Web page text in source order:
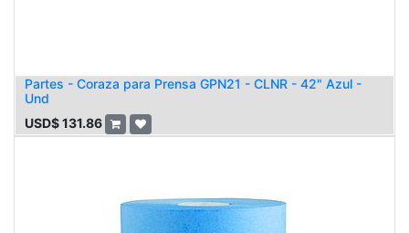
Partes - Coraza para Prensa GPN21 - CLNR - 42" Azul -
Und
USD$131.86